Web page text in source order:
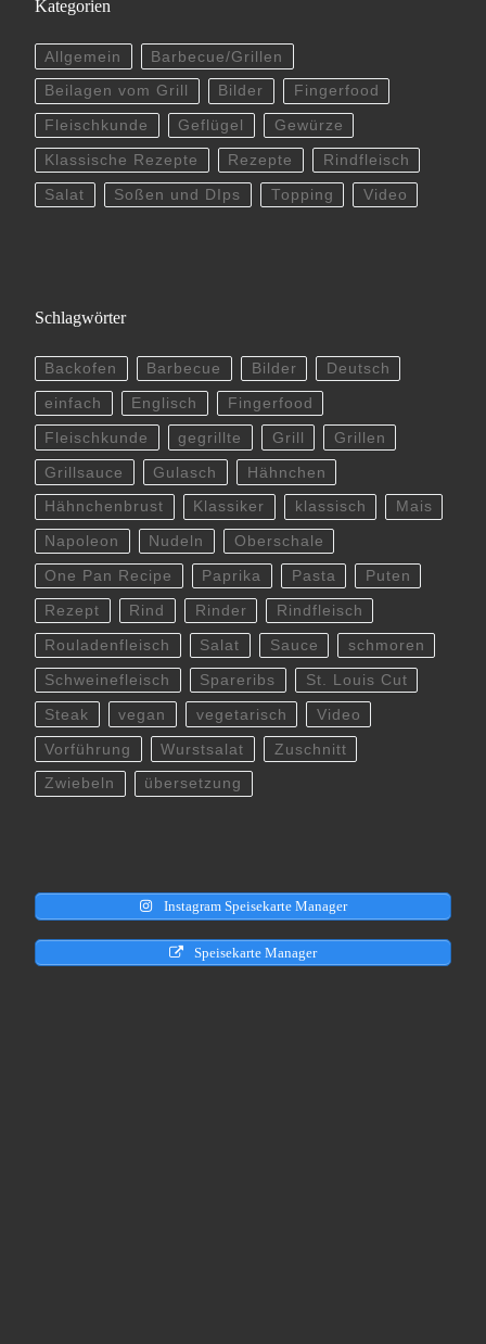
Kategorien
Allgemein Barbecue/Grillen
Beilagen vom Grill Bilder Fingerfood
Fleischkunde Geflügel Gewürze
Klassische Rezepte Rezepte Rindfleisch
Salat Soßen und DIps Topping Video
Schlagwörter
Backofen Barbecue Bilder Deutsch
einfach Englisch Fingerfood
Fleischkunde gegrillte Grill Grillen
Grillsauce Gulasch Hähnchen
Hähnchenbrust Klassiker klassisch Mais
Napoleon Nudeln Oberschale
One Pan Recipe Paprika Pasta Puten
Rezept Rind Rinder Rindfleisch
Rouladenfleisch Salat Sauce schmoren
Schweinefleisch Spareribs St. Louis Cut
Steak vegan vegetarisch Video
Vorführung Wurstsalat Zuschnitt
Zwiebeln übersetzung
Instagram Speisekarte Manager
Speisekarte Manager